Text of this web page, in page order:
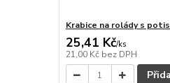
Krabice na rolády s
25,41 Kč/ks
21,00 Kč bez DPH